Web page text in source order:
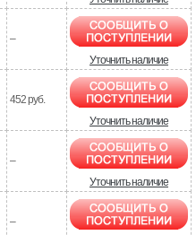
–
Уточнить наличие
452 руб.
Уточнить наличие
–
Уточнить наличие
–